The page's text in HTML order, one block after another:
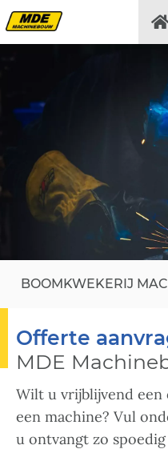
BOOMKWEKERIJ
Offerte
MDE
Wilt u vrijblijvend een
een machine? Vul
u ontvangt zo